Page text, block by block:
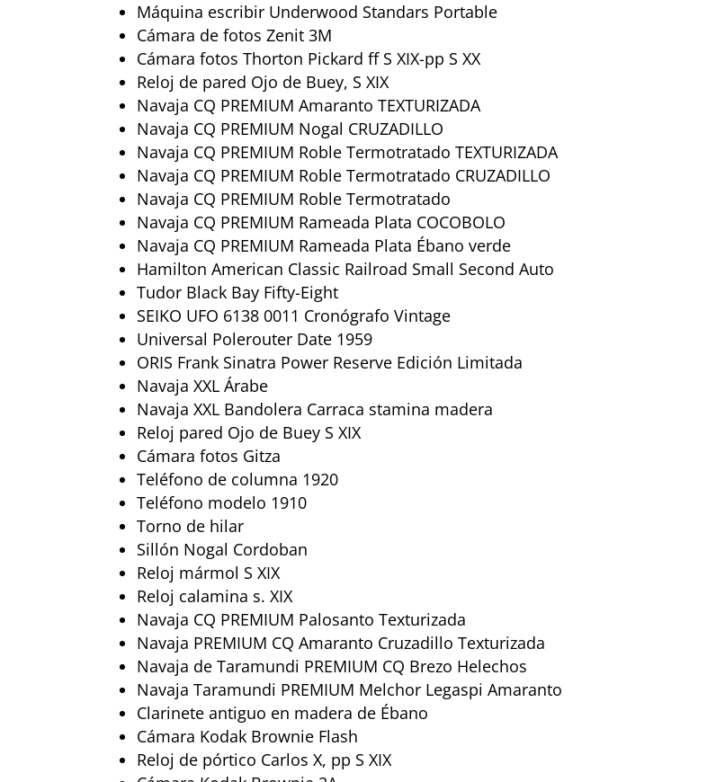
Máquina escribir Underwood Standars Portable
Cámara de fotos Zenit 3M
Cámara fotos Thorton Pickard ff S XIX-pp S XX
Reloj de pared Ojo de Buey, S XIX
Navaja CQ PREMIUM Amaranto TEXTURIZADA
Navaja CQ PREMIUM Nogal CRUZADILLO
Navaja CQ PREMIUM Roble Termotratado TEXTURIZADA
Navaja CQ PREMIUM Roble Termotratado CRUZADILLO
Navaja CQ PREMIUM Roble Termotratado
Navaja CQ PREMIUM Rameada Plata COCOBOLO
Navaja CQ PREMIUM Rameada Plata Ébano verde
Hamilton American Classic Railroad Small Second Auto
Tudor Black Bay Fifty-Eight
SEIKO UFO 6138 0011 Cronógrafo Vintage
Universal Polerouter Date 1959
ORIS Frank Sinatra Power Reserve Edición Limitada
Navaja XXL Árabe
Navaja XXL Bandolera Carraca stamina madera
Reloj pared Ojo de Buey S XIX
Cámara fotos Gitza
Teléfono de columna 1920
Teléfono modelo 1910
Torno de hilar
Sillón Nogal Cordoban
Reloj mármol S XIX
Reloj calamina s. XIX
Navaja CQ PREMIUM Palosanto Texturizada
Navaja PREMIUM CQ Amaranto Cruzadillo Texturizada
Navaja de Taramundi PREMIUM CQ Brezo Helechos
Navaja Taramundi PREMIUM Melchor Legaspi Amaranto
Clarinete antiguo en madera de Ébano
Cámara Kodak Brownie Flash
Reloj de pórtico Carlos X, pp S XIX